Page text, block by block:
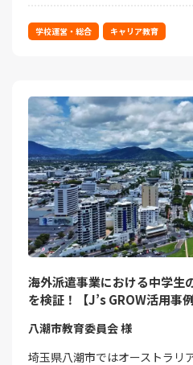
学校運営・総合 キャリア教育
海外派遣事業における中学生
を検証！【J’s GROW活用事
八潮市教育委員会 様
埼玉県八潮市ではオーストラリ